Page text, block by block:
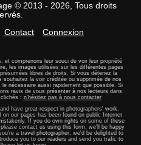
© 2013 - 2026, Tous droits
Contact Connexion
et comprenons leur souci de voir leur propriété
les images utilisées sur les différentes pages
libres de droits. Si vous détenez la
la voir créditée ou supprimée de nos
nécessaire aussi rapidement que possible. Si
ravis de vous présenter à nos lecteurs dans
: n'hésitez pas à nous contacter
have great respect in photographers' work.
our pages has been found on public Internet
If you do own rights on some of these
contact us using this form, we'll be happy
a travel photographer, we'd be delighted to
you to our readers and send you trafic to